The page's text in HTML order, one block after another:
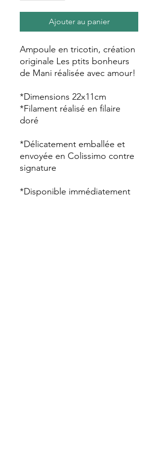
Ajouter au panier
Ampoule en tricotin, création
originale Les ptits bonheurs
de Mani réalisée avec amour!
*Dimensions 22x11cm
*Filament réalisé en filaire
doré
*Délicatement emballée et
envoyée en Colissimo contre
signature
*Disponible immédiatement